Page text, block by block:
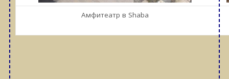
Амфитеатр в Shaba